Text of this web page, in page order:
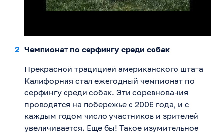
Чемпионат по серфингу среди собак
Прекрасной традицией американского штата
Калифорния стал ежегодный чемпионат по
серфингу среди собак. Эти соревнования
проводятся на побережье с 2006 года, и с
каждым годом число участников и зрителей
увеличивается. Еще бы! Такое изумительное